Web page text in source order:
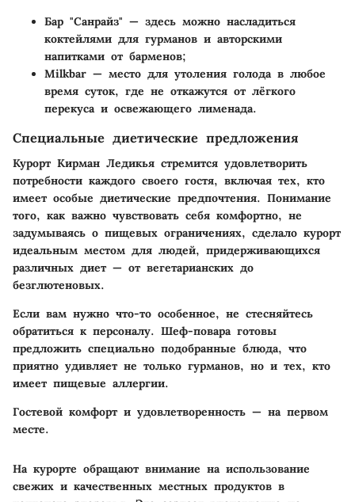
Бар "Санрайз" — здесь можно насладиться
коктейлями для гурманов и авторскими
напитками от барменов;
Milkbar — место для утоления голода в любое
время суток, где не откажутся от лёгкого
перекуса и освежающего лименадa.
Специальные диетические предложения
Курорт Кирман Ледикья стремится удовлетворить
потребности каждого своего гостя, включая тех, кто
имеет особые диетические предпочтения. Понимание
того, как важно чувствовать себя комфортно, не
задумываясь о пищевых ограничениях, сделало курорт
идеальным местом для людей, придерживающихся
различных диет — от вегетарианских до
безглютеновых.
Если вам нужно что-то особенное, не стесняйтесь
обратиться к персоналу. Шеф-повара готовы
предложить специально подобранные блюда, что
приятно удивляет не только гурманов, но и тех, кто
имеет пищевые аллергии.
Гостевой комфорт и удовлетворенность — на первом
месте.
На курорте обращают внимание на использование
свежих и качественных местных продуктов в